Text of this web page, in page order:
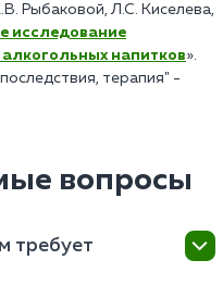
Рыбаковой, Л.С. Киселева,
исследование
алкогольных напитков».
терапия" -
вопросы
требует